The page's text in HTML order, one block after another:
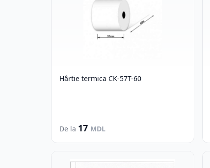
Hârtie termica CK-57T-60
De la 17 MDL